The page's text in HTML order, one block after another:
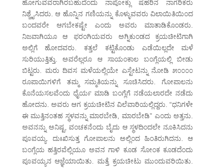
ಹೋಗುವವರಾಗಿರಬಹುದೆಂದು ನಾಪೋಕ್ಲು ಷಹರಿನ ನಾಗರಿಕರು
ನಿಶ್ಚೈಸಿದರು. ಆ ಹೊನ್ನಿನ ಗಣಿಯನ್ನು ಕೊಳ್ಳುವವರು ವಿಲಾಯಿತಿಯಿಂದ
ಬಂದವರೇ ಆಗಬೇಕಷ್ಟೇ ಎಂದು ಅವರು ಮಾತಾಡಿಕೊಂಡರು.
ನಿಜವಾಗಿಯೂ ಆ ಫರಂಗಿಯವರು ಅಗ್ನಿಕುಂಡದ ಕ್ರಯಚೀಟಿಗಾಗಿ
ಅಲ್ಲಿಗೆ ಹೋದವರು. ಕತ್ತಲೆ ಕಟ್ಟಿಕೊಂಡು ಎಡೆಯಿಲ್ಲದೇ ಮಳೆ
ಸುರಿಯುತ್ತಿತ್ತು. ಅವರೆಲ್ಲರೂ ಆ ಸಾಯಂಕಾಲ ಬಂಗ್ಲೆಯಲ್ಲಿ ಬೀಡು
ಬಿಟ್ಟರು. ಮರು ದಿವಸ ಮಳೆಯಲ್ಲಿಯೇ ಎಸ್ಟೇಟನ್ನು ನೋಡಿ ೫೦೦೦೦
ರೂಪಾಯಿಗಳಿಗೆ ತಮ್ಮ ಸಮ್ಮತಿಯನ್ನು ಸೂಚಿಸಿದರು. ಗೋಪಾಲನು
ಕೊನೆಯಸಲವೆಂದು ಧೈರ್ಯ ಮಾಡಿ ಬಂಗ್ಲೆಗೆ ನಡೆಯಲಾರದೇ ನಡೆದು
ಹೋದನು. ಅವರು ಆಗ ಕ್ರಯಚೀಟಿನ ವಿಲೆವಾರಿಯಲ್ಲಿದ್ದರು. “ಧನಿಗಳೇ
ಈ ಮುತ್ತಿನಂತಹ ಸ್ಥಳವನ್ನು ಮಾರಬೇಡಿ, ಮಾರಬೇಡಿ” ಎಂದು ಅತ್ತನು.
ಅವನನ್ನು ಅನಿಷ್ಟ, ವಂಚಕನೆಂದು ಬೈದು ಆ ಸ್ಥಳದಿಂದಲೇ ನೂಕಿಸಿದನು
ಪೂವಯ್ಯ. ದುಃಖಿಸುತ್ತ ಗೋಪಾಲನು ಅಲ್ಲಿಂದ ಹಿಂತಿರುಗಿದನು. ಆ
ಬಂಗ್ಲೆಯ ಹತ್ತಿರವೆಲ್ಲಿಯೂ ಅವನ ಗಾಳಿ ಕೂಡ ಸೋಂಕ ಕೂಡದೆಂದು
ಪೂವಯ್ಯನ ಆಜ್ಞೆಯಾಯಿತು. ಮತ್ತೆ ಕ್ರಯಚೀಟು ಮುಂದುವರಿಯಿತು.